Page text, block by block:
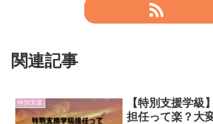
関連記事
特別支援
【特別支援学級
担任って楽？大